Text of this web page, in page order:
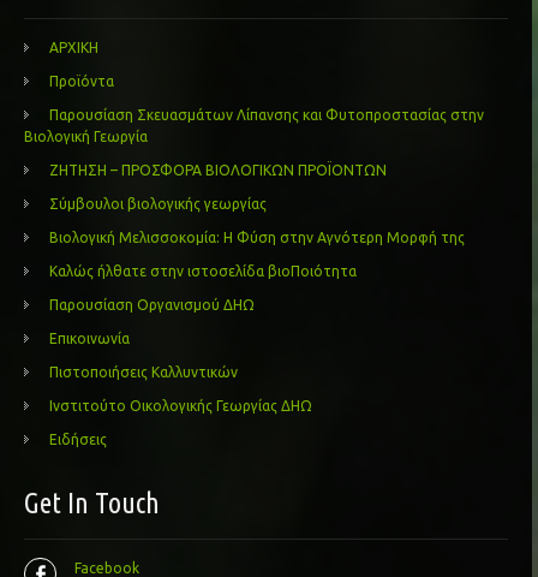
ΑΡΧΙΚΗ
Προϊόντα
Παρουσίαση Σκευασμάτων Λίπανσης και Φυτοπροστασίας στην
Βιολογική Γεωργία
ΖΗΤΗΣΗ – ΠΡΟΣΦΟΡΑ ΒΙΟΛΟΓΙΚΩΝ ΠΡΟΪΟΝΤΩΝ
Σύμβουλοι βιολογικής γεωργίας
Βιολογική Μελισσοκομία: Η Φύση στην Αγνότερη Μορφή της
Καλώς ήλθατε στην ιστοσελίδα βιοΠοιότητα
Παρουσίαση Οργανισμού ΔΗΩ
Επικοινωνία
Πιστοποιήσεις Καλλυντικών
Ινστιτούτο Οικολογικής Γεωργίας ΔΗΩ
Ειδήσεις
Get In Touch
Facebook